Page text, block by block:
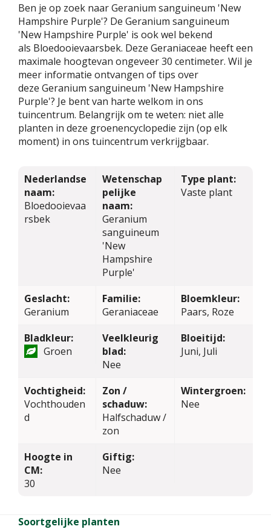
Ben je op zoek naar Geranium sanguineum 'New
Hampshire Purple'? De Geranium sanguineum
'New Hampshire Purple' is ook wel bekend
als Bloedooievaarsbek. Deze Geraniaceae heeft een
maximale hoogtevan ongeveer 30 centimeter. Wil je
meer informatie ontvangen of tips over
deze Geranium sanguineum 'New Hampshire
Purple'? Je bent van harte welkom in ons
tuincentrum. Belangrijk om te weten: niet alle
planten in deze groenencyclopedie zijn (op elk
moment) in ons tuincentrum verkrijgbaar.
Nederlandse
naam:
Bloedooievaa
rsbek
Wetenschap
pelijke
naam:
Geranium
sanguineum
'New
Hampshire
Purple'
Type plant:
Vaste plant
Geslacht:
Geranium
Familie:
Geraniaceae
Bloemkleur:
Paars, Roze
Bladkleur:
Groen
Veelkleurig
blad:
Nee
Bloeitijd:
Juni, Juli
Vochtigheid:
Vochthouden
d
Zon /
schaduw:
Halfschaduw /
zon
Wintergroen:
Nee
Hoogte in
CM:
30
Giftig:
Nee
Soortgelijke planten